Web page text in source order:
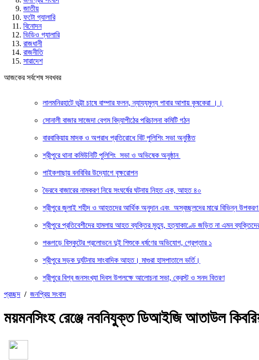
জাতীয়
ফটো গ্যালারি
বিনোদন
ভিডিও গ্যালারি
রাজধানী
রাজনীতি
সারাদেশ
আজকের সর্বশেষ সবখবর
লালমনিরহাটে ভুট্টা চাষে বাম্পার ফলন, ন্যায্যমুল্য পাবার আশায় কৃষকেরা ।।
সোনালী বাজার সাজেদা বেগম বিদ্যাপীঠের পরিচালনা কমিটি গঠন
বারবাকিয়ায় মাদক ও অপরাধ প্রতিরোধে বিট পুলিশিং সভা অনুষ্ঠিত
শ্রীপুরে থানা কমিউনিটি পুলিশিং সভা ও অভিষেক অনুষ্ঠান
পাইকগাছায় বনবিবির উদ্যোগে বৃক্ষরোপন
ভৈরবে বাজারের নামকরণ নিয়ে সংঘর্ষের ঘটনায় নিহত এক, আহত ৪০
শ্রীপুরে জুলাই শহীদ ও আহতদের আর্থিক অনুদান এবং অস্বচ্ছলদের মাঝে বিভিন্ন উপকরণ
শ্রীপুরে প্রতিবেশীদের হামলায় আহত ব্যক্তির মৃত্যু, হত্যাকাণ্ডে জড়িত না এমন
পঞ্চগড়ে বিস্কুটের প্রলোভনে দুই শিশুকে ধর্ষণের অভিযোগ, গ্রেপ্তার ১
শ্রীপুরে সড়ক দুর্ঘটনায় সাংবাদিক আহত। মাগুরা হাসপাতালে ভর্তি।
শ্রীপুরে বিশ্ব জনসংখ্যা দিবস উপলক্ষে আলোচনা সভা, ক্রেস্ট ও সনদ বিতরণ
প্রচ্ছদ / জনপ্রিয় সংবাদ
ময়মনসিংহ রেঞ্জে নবনিযুক্ত ডিআইজি আতাউল